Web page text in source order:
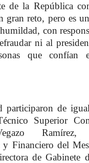
de la República
gran reto, pero es
con
ni al
que confían
participaron de
Superior
Financiero del
de Gabinete